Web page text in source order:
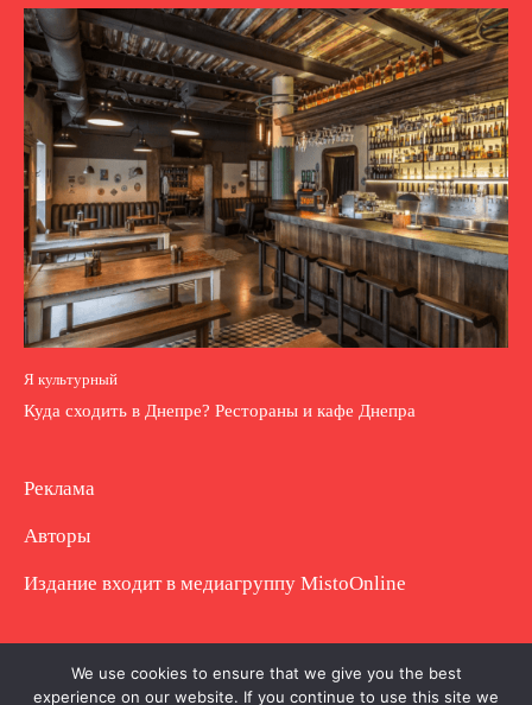
Я культурный
Куда сходить в Днепре? Рестораны и кафе Днепра
Реклама
Авторы
Издание входит в медиагруппу MistoOnline
Copyright © Полное использование материала
We use cookies to ensure that we give you the best
experience on our website. If you continue to use this site we